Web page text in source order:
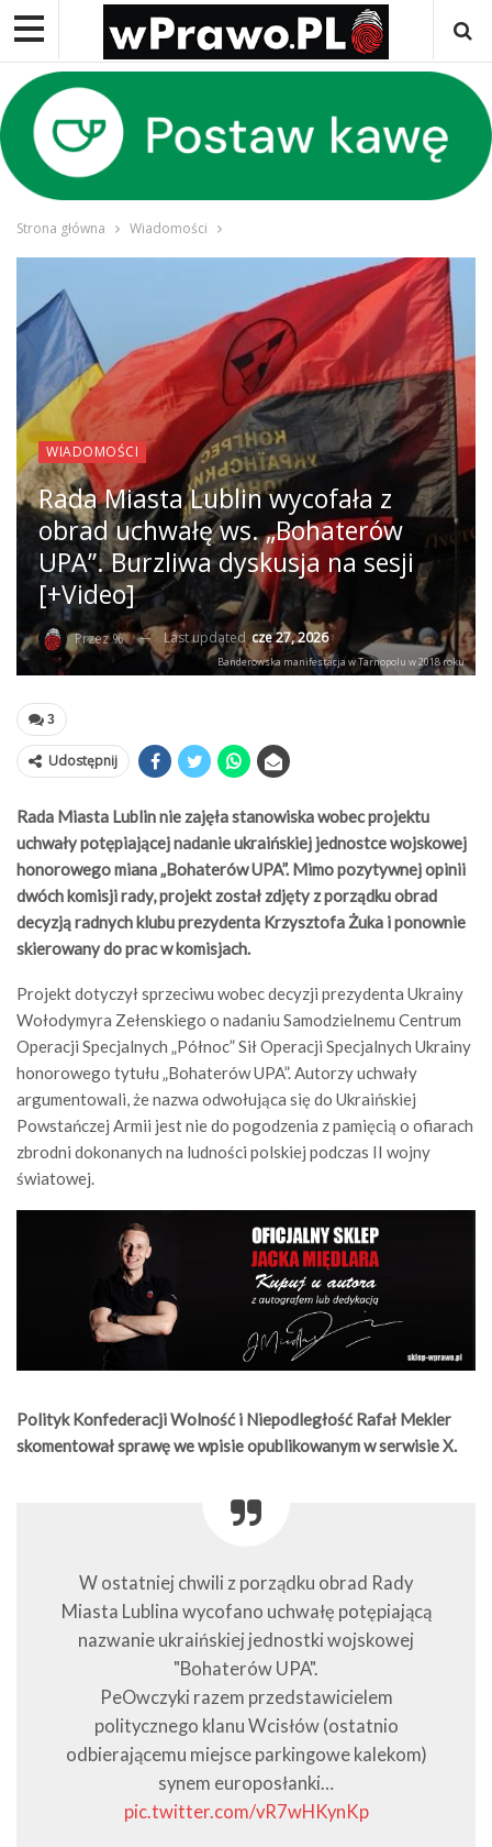
Strona główna Wiadomości
WIADOMOŚCI
Rada Miasta Lublin wycofała z
obrad uchwałę ws. „Bohaterów
UPA”. Burzliwa dyskusja na sesji
[+Video]
Przez % Last updatedcze 27, 2026
Banderowska manifestacja w Tarnopolu w 2018 roku
3
Udostępnij
Rada Miasta Lublin nie zajęła stanowiska wobec projektu
uchwały potępiającej nadanie ukraińskiej jednostce wojskowej
honorowego miana „Bohaterów UPA”. Mimo pozytywnej opinii
dwóch komisji rady, projekt został zdjęty z porządku obrad
decyzją radnych klubu prezydenta Krzysztofa Żuka i ponownie
skierowany do prac w komisjach.
Projekt dotyczył sprzeciwu wobec decyzji prezydenta Ukrainy
Wołodymyra Zełenskiego o nadaniu Samodzielnemu Centrum
Operacji Specjalnych „Północ” Sił Operacji Specjalnych Ukrainy
honorowego tytułu „Bohaterów UPA”. Autorzy uchwały
argumentowali, że nazwa odwołująca się do Ukraińskiej
Powstańczej Armii jest nie do pogodzenia z pamięcią o ofiarach
zbrodni dokonanych na ludności polskiej podczas II wojny
światowej.
Polityk Konfederacji Wolność i Niepodległość Rafał Mekler
skomentował sprawę we wpisie opublikowanym w serwisie X.
W ostatniej chwili z porządku obrad Rady
Miasta Lublina wycofano uchwałę potępiającą
nazwanie ukraińskiej jednostki wojskowej
"Bohaterów UPA".
PeOwczyki razem przedstawicielem
politycznego klanu Wcisłów (ostatnio
odbierającemu miejsce parkingowe kalekom)
synem europosłanki…
pic.twitter.com/vR7wHKynKp